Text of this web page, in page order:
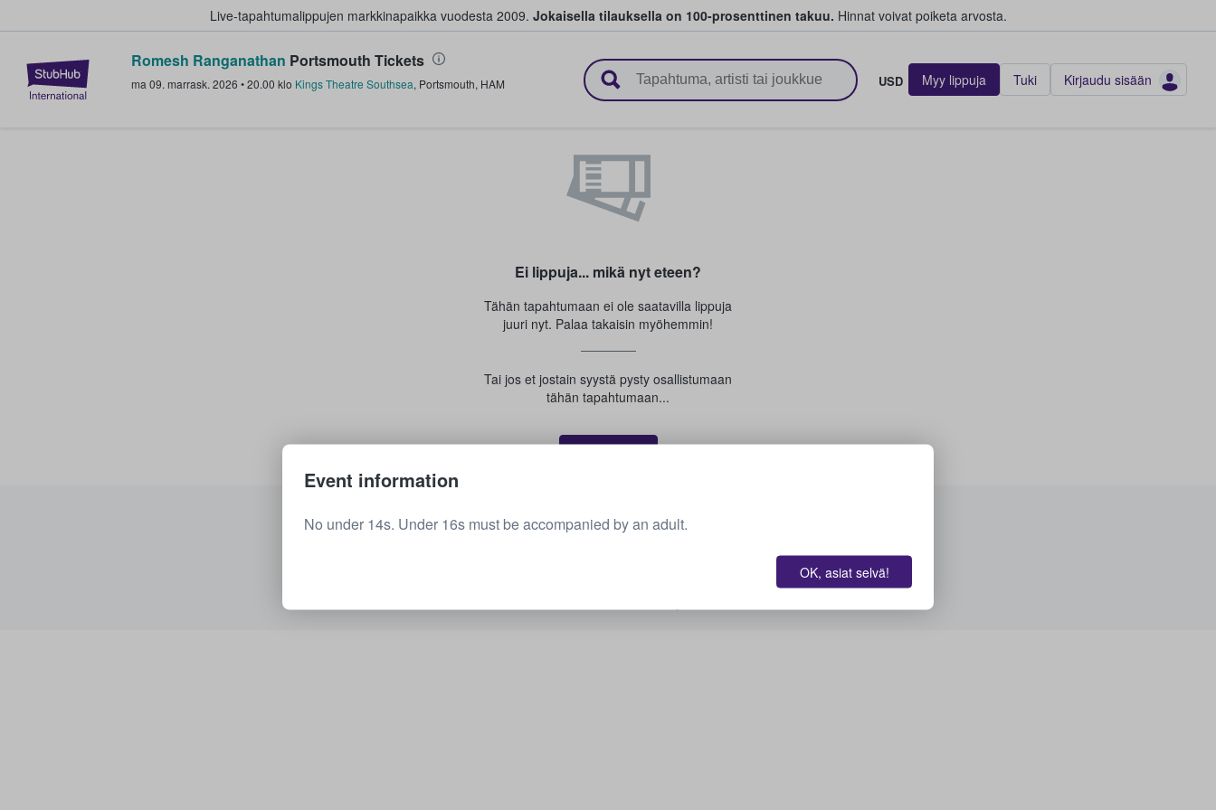
Live-tapahtumalippujen markkinapaikka vuodesta 2009. Jokaisella tilauksella on 100-prosenttinen takuu. Hinnat voivat poiketa arvosta.
StubHub - missä fanit ostavat ja myyvät lippuja
Romesh Ranganathan Portsmouth Tickets
ma 09. marrask. 2026 •20.00 klo Kings Theatre Southsea, Portsmouth, HAM USD Myy lippuja Tuki Kirjaudu sisään
Ei lippuja... mikä nyt eteen?
Tähän tapahtumaan ei ole saatavilla lippuja
juuri nyt. Palaa takaisin myöhemmin!
Tai jos et jostain syystä pysty osallistumaan
tähän tapahtumaan...
Näytä kaikki tulevat tapahtumat
Event information
No under 14s. Under 16s must be accompanied by an adult.
OK, asiat selvä!